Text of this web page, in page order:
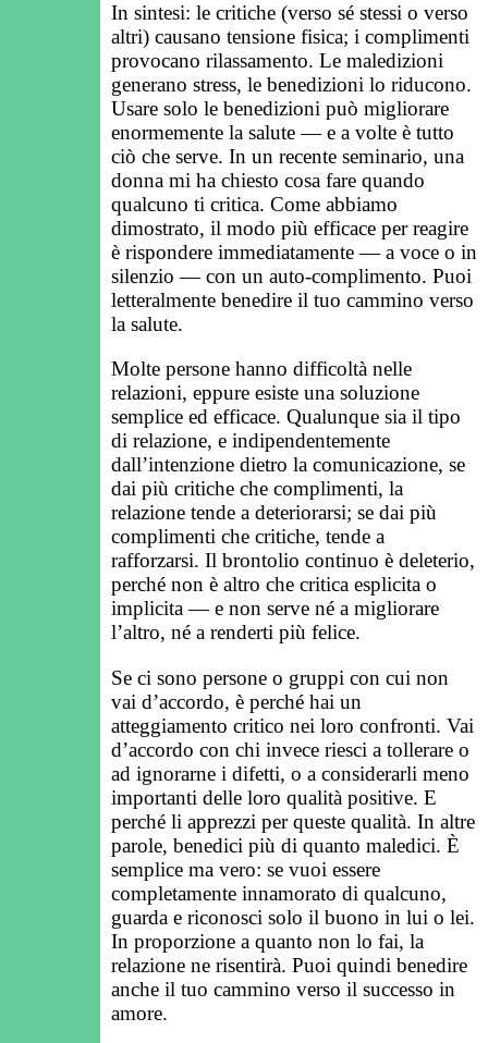
In sintesi: le critiche (verso sé stessi o verso
altri) causano tensione fisica; i complimenti
provocano rilassamento. Le maledizioni
generano stress, le benedizioni lo riducono.
Usare solo le benedizioni può migliorare
enormemente la salute — e a volte è tutto
ciò che serve. In un recente seminario, una
donna mi ha chiesto cosa fare quando
qualcuno ti critica. Come abbiamo
dimostrato, il modo più efficace per reagire
è rispondere immediatamente — a voce o in
silenzio — con un auto-complimento. Puoi
letteralmente benedire il tuo cammino verso
la salute.
Molte persone hanno difficoltà nelle
relazioni, eppure esiste una soluzione
semplice ed efficace. Qualunque sia il tipo
di relazione, e indipendentemente
dall’intenzione dietro la comunicazione, se
dai più critiche che complimenti, la
relazione tende a deteriorarsi; se dai più
complimenti che critiche, tende a
rafforzarsi. Il brontolio continuo è deleterio,
perché non è altro che critica esplicita o
implicita — e non serve né a migliorare
l’altro, né a renderti più felice.
Se ci sono persone o gruppi con cui non
vai d’accordo, è perché hai un
atteggiamento critico nei loro confronti. Vai
d’accordo con chi invece riesci a tollerare o
ad ignorarne i difetti, o a considerarli meno
importanti delle loro qualità positive. E
perché li apprezzi per queste qualità. In altre
parole, benedici più di quanto maledici. È
semplice ma vero: se vuoi essere
completamente innamorato di qualcuno,
guarda e riconosci solo il buono in lui o lei.
In proporzione a quanto non lo fai, la
relazione ne risentirà. Puoi quindi benedire
anche il tuo cammino verso il successo in
amore.